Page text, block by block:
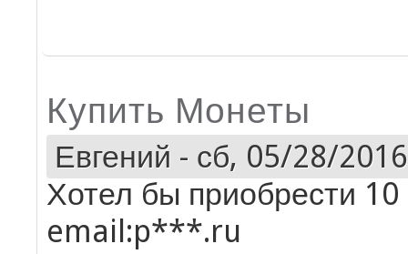
Купить Монеты
Евгений - сб, 05/28/
Хотел бы приобрести
email:p***.ru